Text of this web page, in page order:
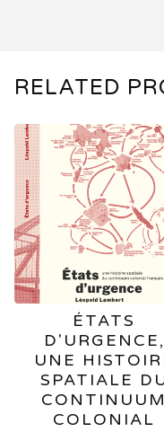
RELATED
ÉTATS
D'URGENCE,
UNE
SPATIALE
CONTINUUM
COLONIAL